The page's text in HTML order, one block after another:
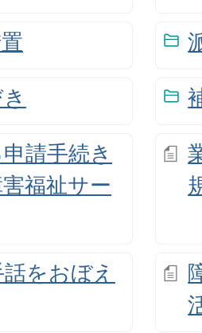
請手続き
福祉サー
をおぼえ